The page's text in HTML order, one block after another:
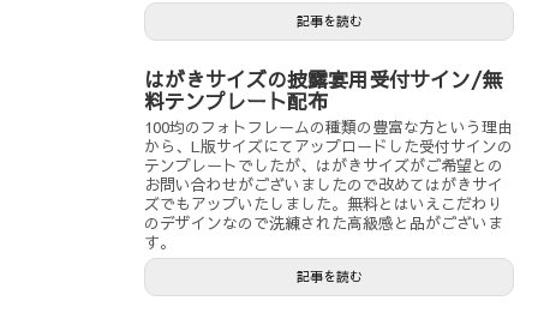
記事を読む
はがきサイズの披露宴用受付サイン/無
料テンプレート配布
100均のフォトフレームの種類の豊富な方という理由
から、L版サイズにてアップロードした受付サインの
テンプレートでしたが、はがきサイズがご希望との
お問い合わせがございましたので改めてはがきサイ
ズでもアップいたしました。無料とはいえこだわり
のデザインなので洗練された高級感と品がございま
す。
記事を読む